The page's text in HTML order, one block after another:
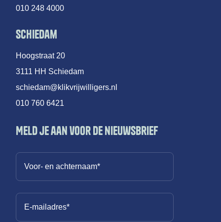
010 248 4000
Schiedam
Hoogstraat 20
3111 HH Schiedam
schiedam@klikvrijwilligers.nl
010 760 6421
Meld je aan voor de nieuwsbrief